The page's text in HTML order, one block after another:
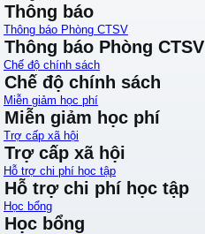
Thông báo
Thông báo Phòng CTSV
Thông báo Phòng CTSV
Chế độ chính sách
Chế độ chính sách
Miễn giảm học phí
Miễn giảm học phí
Trợ cấp xã hội
Trợ cấp xã hội
Hỗ trợ chi phí học tập
Hỗ trợ chi phí học tập
Học bổng
Học bổng